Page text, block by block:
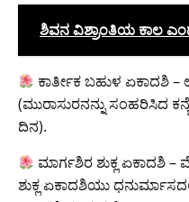
ಶಿವನ ವಿಶ್ರಾಂತಿಯ ಕಾಲ
ಕಾರ್ತೀಕ ಬಹುಳ ಏಕಾದಶಿ –
(ಮುರಾಸುರನನ್ನು ಸಂಹರಿಸಿದ
ದಿನ).
ಮಾರ್ಗಶಿರ ಶುಕ್ಲ ಏಕಾದಶಿ –
ಶುಕ್ಲ ಏಕಾದಶಿಯು